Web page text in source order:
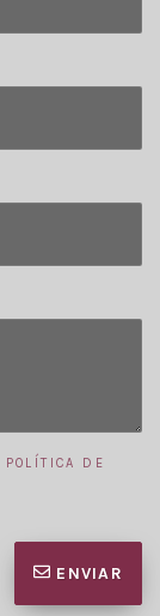
POLÍTICA DE
ENVIAR